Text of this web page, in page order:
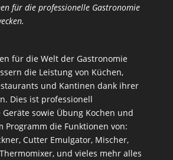
für die professionelle Gastronomie
für die Welt der Gastronomie
die Leistung von Küchen,
und Kantinen dank ihrer
Dies ist professionell
sowie Übung Kochen und
Programm die Funktionen von:
Cutter Emulgator, Mischer,
und vieles mehr alles